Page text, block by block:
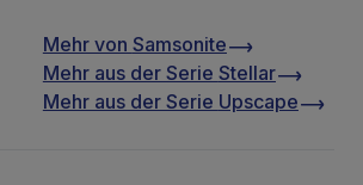
Mehr von Samsonite
Mehr aus der Serie Stellar
Mehr aus der Serie Upscape